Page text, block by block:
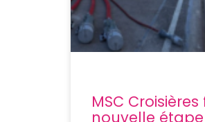
MSC
nouvelle